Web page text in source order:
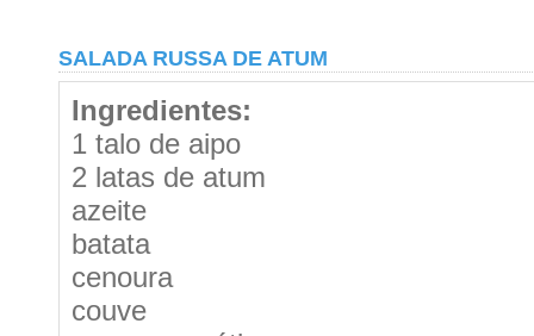
SALADA RUSSA DE ATUM
Ingredientes:
1 talo de aipo
2 latas de atum
azeite
batata
cenoura
couve